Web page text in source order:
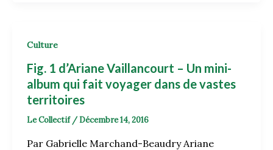
Culture
Fig. 1 d’Ariane Vaillancourt – Un mini-
album qui fait voyager dans de vastes
territoires
Le Collectif /Décembre 14, 2016
Par Gabrielle Marchand-Beaudry Ariane